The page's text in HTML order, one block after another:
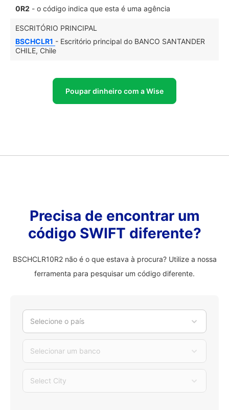
0R2 - o código indica que esta é uma agência
ESCRITÓRIO PRINCIPAL
BSCHCLR1 - Escritório principal do BANCO SANTANDER
CHILE, Chile
Poupar dinheiro com a Wise
Precisa de encontrar um
código SWIFT diferente?
BSCHCLR10R2 não é o que estava à procura? Utilize a nossa
ferramenta para pesquisar um código diferente.
Selecione o país
Selecionar um banco
Select City